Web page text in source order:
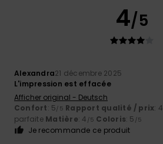
4/5
Alexandra21 décembre 2025
L'impression est effacée
Afficher original - Deutsch
Confort: 5/5 Rapport qualité / prix: 4
parfaite Matière: 4 /5 Coloris: 5 /5
Je recommande ce produit